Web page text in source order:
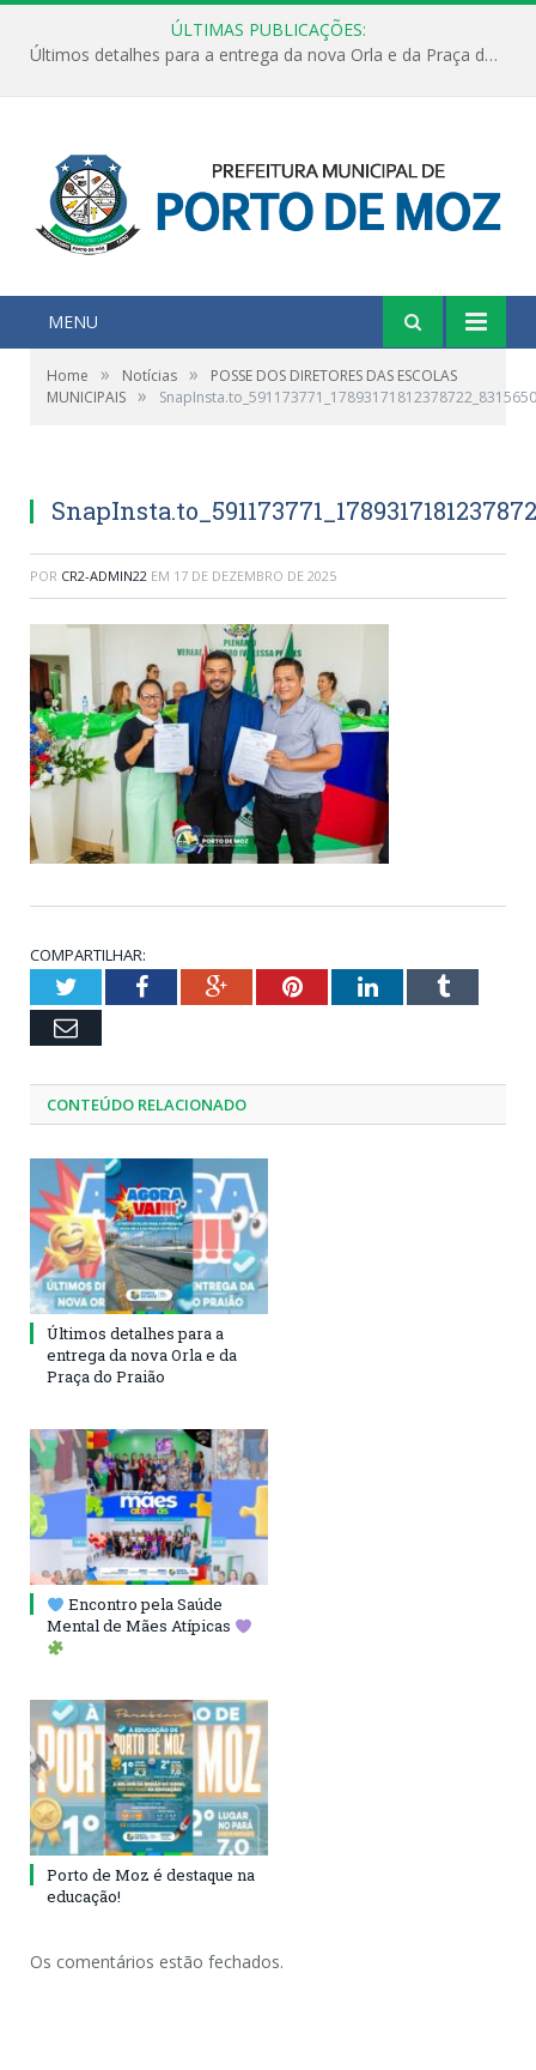
ÚLTIMAS PUBLICAÇÕES:
Últimos detalhes para a entrega da nova Orla e da Praça do Praião
MENU
Home » Notícias »
POSSE DOS DIRETORES DAS ESCOLAS
MUNICIPAIS »
POR CR2-ADMIN22 EM 17 DE DEZEMBRO DE 2025
COMPARTILHAR:
TwitterFacebookGoogle+PinterestLinkedInTumblr
Email
CONTEÚDO RELACIONADO
Últimos detalhes para a
entrega da nova Orla e da
Praça do Praião
Encontro pela Saúde
Mental de Mães Atípicas
Porto de Moz é destaque na
educação!
Os comentários estão fechados.